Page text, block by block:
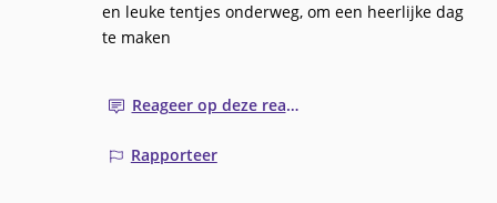
en leuke tentjes onderweg, om een heerlijke dag
te maken
Reageer op deze reactie
Rapporteer